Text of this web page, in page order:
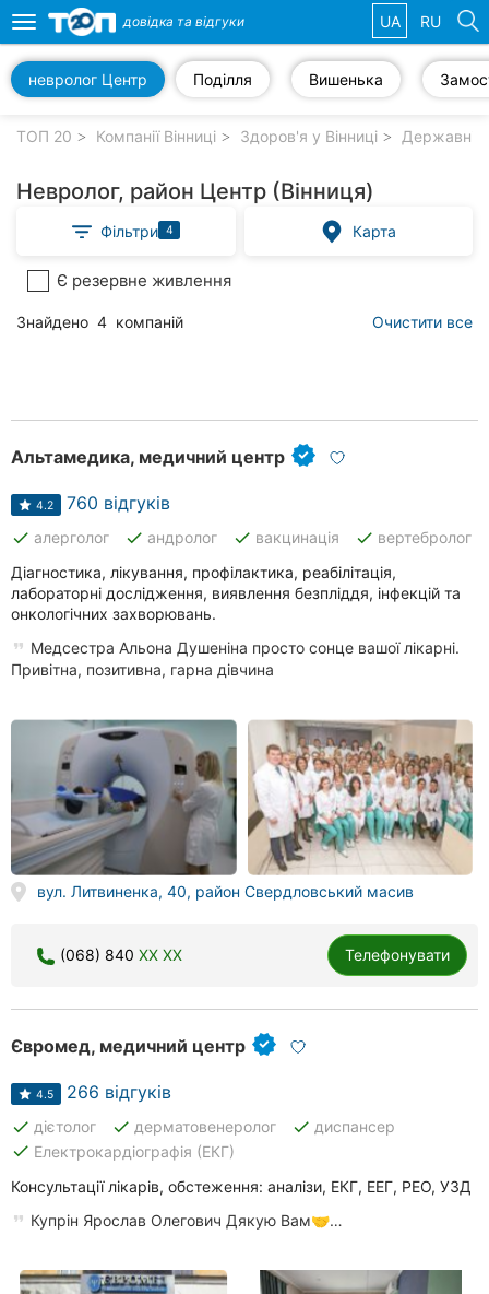
компанії
Приватні
Автошколи
Ресторани
Всі
рубрики
міста:
Вінниця
Житомир
Хмельницький
Одеса
Кропивницький
Київ
Харків
Дніпро
Toggle
navigation
довідка та відгуки UA RU
Поділля Вишенька
невролог Центр
ТОП 20 Компанії Вінниці Здоров'я у Вінниці Державні
Невролог, район Центр (Вінниця)
Фільтри 4 Карта
Є резервне живлення
Знайдено 4 компаній Очистити все
Альтамедика, медичний центр
4.2 760 відгуків
done алерголог done андролог done вакцинація done вертебролог
Діагностика, лікування, профілактика, реабілітація,
лабораторні дослідження, виявлення безпліддя, інфекцій та
онкологічних захворювань.
Медсестра Альона Душеніна просто сонце вашої лікарні.
Привітна, позитивна, гарна дівчина
вул. Литвиненка, 40, район Свердловський масив
(068) 840 XX XX Телефонувати
Євромед, медичний центр
4.5 266 відгуків
done дієтолог done дерматовенеролог done диспансер
done Електрокардіографія (ЕКГ)
Консультації лікарів, обстеження: аналізи, ЕКГ, ЕЕГ, РЕО, УЗД
Купрін Ярослав Олегович Дякую Вам🤝…